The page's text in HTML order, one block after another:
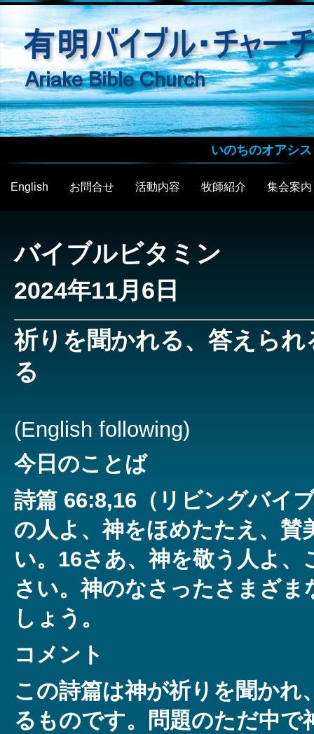
いのちのオアシス
English お問合せ 活動内容 牧師紹介 集会案内
バイブルビタミン
2024年11月6日
祈りを聞かれる、答えら
る
(English following)
今日のことば
詩篇 66:8,16（リビングバイ
の人よ、神をほめたたえ、賛
い。16さあ、神を敬う人よ、
さい。神のなさったさまざ
しょう。
コメント
この詩篇は神が祈りを聞かれ
るものです。問題のただ中で